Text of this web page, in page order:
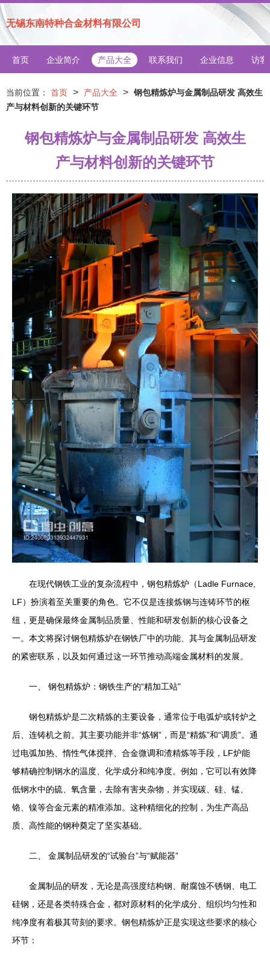
无锡东南特种合金材料有限公司
首页 企业简介 产品大全 联系我们 企业信息 访客
当前位置： 首页 > 产品大全 > 钢包精炼炉与金属制品研发 高效生
产与材料创新的关键环节
钢包精炼炉与金属制品研发 高效生
产与材料创新的关键环节
在现代钢铁工业的复杂流程中，钢包精炼炉（Ladle Furnace,
LF）扮演着至关重要的角色。它不仅是连接炼钢与连铸环节的枢
纽，更是确保最终金属制品质量、性能和研发创新的核心设备之
一。本文将探讨钢包精炼炉在钢铁厂中的功能、其与金属制品研发
的紧密联系，以及如何通过这一环节推动高端金属材料的发展。
一、 钢包精炼炉：钢铁生产的“精加工站”
钢包精炼炉是二次精炼的主要设备，通常位于电弧炉或转炉之
后、连铸机之前。其主要功能并非“炼钢”，而是“精炼”和“调质”。通
过电弧加热、惰性气体搅拌、合金微调和渣精炼等手段，LF炉能
够精确控制钢水的温度、化学成分和纯净度。例如，它可以有效降
低钢水中的硫、氧含量，去除有害夹杂物，并实现碳、硅、锰、
铬、镍等合金元素的精准添加。这种精细化的控制，为生产高品
质、高性能的钢种奠定了坚实基础。
二、 金属制品研发的“试验台”与“赋能器”
金属制品的研发，无论是高强度结构钢、耐腐蚀不锈钢、电工
硅钢，还是各类特殊合金，都对原材料的化学成分、组织均匀性和
纯净度有着极其苛刻的要求。钢包精炼炉正是实现这些要求的核心
环节：